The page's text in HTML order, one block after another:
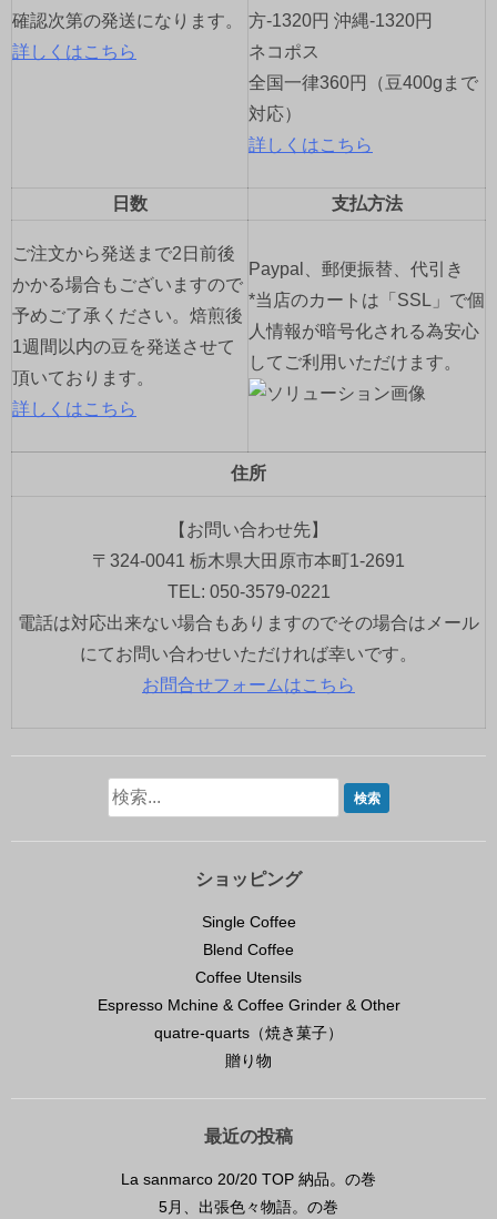
確認次第の発送になります。
詳しくはこちら
方-1320円 沖縄-1320円
ネコポス
全国一律360円（豆400gまで
対応）
詳しくはこちら
日数 支払方法
ご注文から発送まで2日前後
かかる場合もございますので
予めご了承ください。焙煎後
1週間以内の豆を発送させて
頂いております。
詳しくはこちら
Paypal、郵便振替、代引き
*当店のカートは「SSL」で個
人情報が暗号化される為安心
してご利用いただけます。
住所
【お問い合わせ先】
〒324-0041 栃木県大田原市本町1-2691
TEL: 050-3579-0221
電話は対応出来ない場合もありますのでその場合はメール
にてお問い合わせいただければ幸いです。
お問合せフォームはこちら
ショッピング
Single Coffee
Blend Coffee
Coffee Utensils
Espresso Mchine & Coffee Grinder & Other
quatre-quarts（焼き菓子）
贈り物
最近の投稿
La sanmarco 20/20 TOP 納品。の巻
5月、出張色々物語。の巻